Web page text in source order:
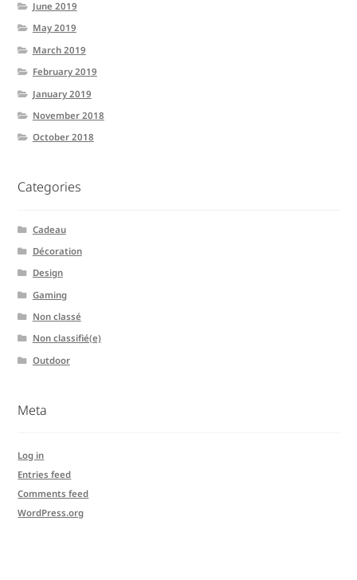
June 2019
May 2019
March 2019
February 2019
January 2019
November 2018
October 2018
Categories
Cadeau
Décoration
Design
Gaming
Non classé
Non classifié(e)
Outdoor
Meta
Log in
Entries feed
Comments feed
WordPress.org